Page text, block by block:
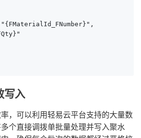
写入
，可以利用轻易云平台支持的大量数
个直接调拨单批量处理并写入聚水